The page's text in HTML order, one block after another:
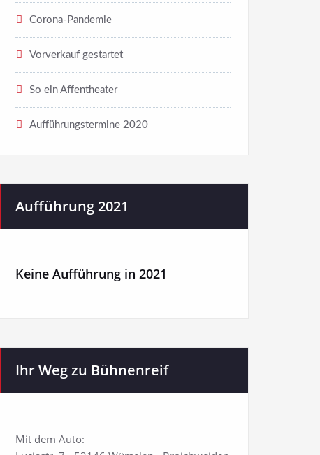
Corona-Pandemie
Vorverkauf gestartet
So ein Affentheater
Aufführungstermine 2020
Aufführung 2021
Keine Aufführung in 2021
Ihr Weg zu Bühnenreif
Mit dem Auto: